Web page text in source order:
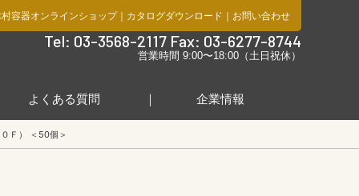
容器オンラインショップ｜ カタログダウンロード ｜ お問い合わせ
Tel: 03-3568-2117 Fax: 03-6277-8744
営業時間 9:00〜18:00（土日祝休）
よくある質問 企業情報
Ｆ） ＜50個＞